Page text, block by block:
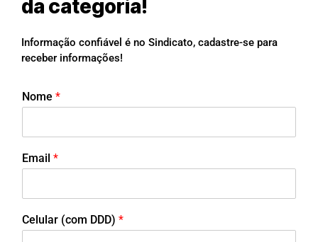
da categoria!
Informação confiável é no Sindicato, cadastre-se para
receber informações!
Nome *
Email *
Celular (com DDD) *